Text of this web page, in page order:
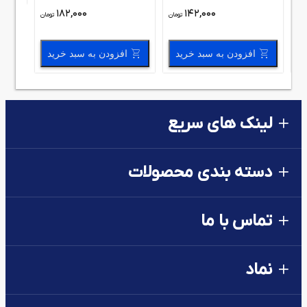
142,000 تومان
افزودن به سبد خرید
182,000 تومان
افزودن به سبد خرید
لینک های سریع
دسته بندی محصولات
تماس با ما
نماد